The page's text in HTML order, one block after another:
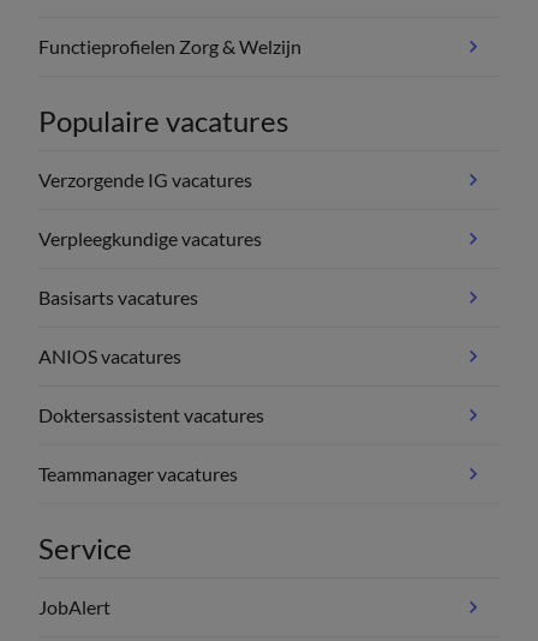
Functieprofielen Zorg & Welzijn
Populaire vacatures
Verzorgende IG vacatures
Verpleegkundige vacatures
Basisarts vacatures
ANIOS vacatures
Doktersassistent vacatures
Teammanager vacatures
Service
JobAlert